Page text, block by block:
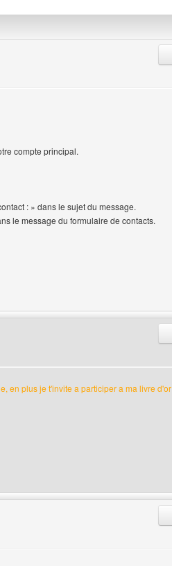
compte principal.
: » dans le sujet du message.
le message du formulaire de contacts.
en plus je t'invite a participer a ma livre d'or